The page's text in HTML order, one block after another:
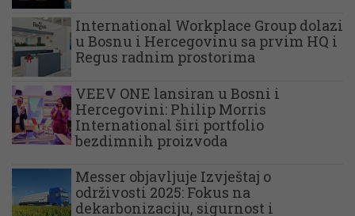
International Workplace Group dolazi
u Bosnu i Hercegovinu sa prvim HQ i
Regus radnim prostorima
VEEV ONE lansiran u Bosni i
Hercegovini: Philip Morris
International širi portfolio
bezdimnih proizvoda
Messer objavljuje Izvještaj o
održivosti 2025: Fokus na
dekarbonizaciju, sigurnost i